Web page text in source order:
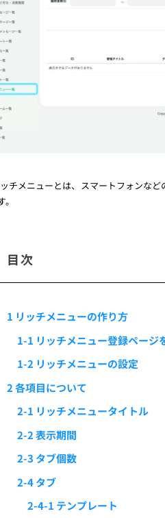
チメニューとは、スマートフォンな
目次
1 リッチメニューの作り方
1-1 リッチメニュー登録ページ
1-2 リッチメニューの設定
2 各項目について
2-1 リッチメニュータイトル
2-2 表示期間
2-3 タブ個数
2-4 タブ
2-4-1 テンプレート